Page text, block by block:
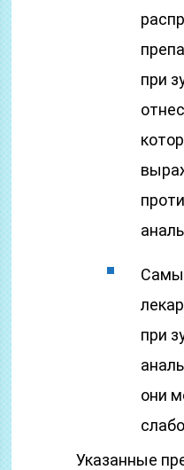
при
при
они
Указанные